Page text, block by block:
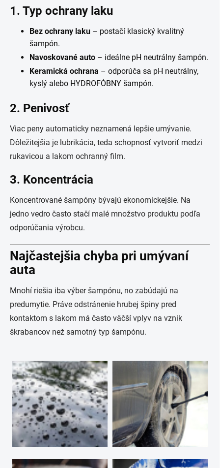
1. Typ ochrany laku
Bez ochrany laku – postačí klasický kvalitný
šampón.
Navoskované auto – ideálne pH neutrálny šampón.
Keramická ochrana – odporúča sa pH neutrálny,
kyslý alebo HYDROFÓBNY šampón.
2. Penivosť
Viac peny automaticky neznamená lepšie umývanie.
Dôležitejšia je lubrikácia, teda schopnosť vytvoriť medzi
rukavicou a lakom ochranný film.
3. Koncentrácia
Koncentrované šampóny bývajú ekonomickejšie. Na
jedno vedro často stačí malé množstvo produktu podľa
odporúčania výrobcu.
Najčastejšia chyba pri umývaní
auta
Mnohí riešia iba výber šampónu, no zabúdajú na
predumytie. Práve odstránenie hrubej špiny pred
kontaktom s lakom má často väčší vplyv na vznik
škrabancov než samotný typ šampónu.